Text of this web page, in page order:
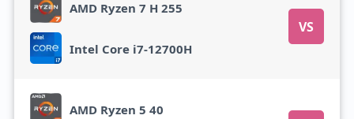
AMD Ryzen 7 H 255
VS
Intel Core i7-12700H
AMD Ryzen 5 40